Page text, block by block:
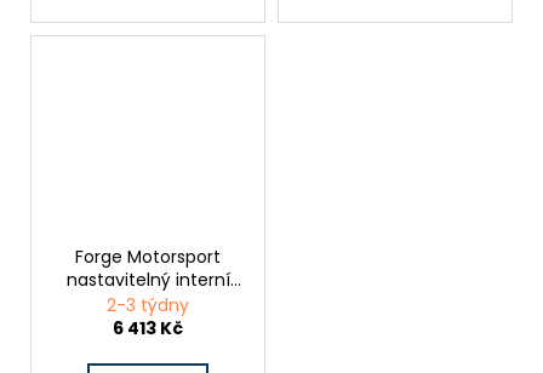
Forge Motorsport
nastavitelný interní
wastegate actuator
pro Ford Focus ST250
2-3 týdny
6 413 Kč